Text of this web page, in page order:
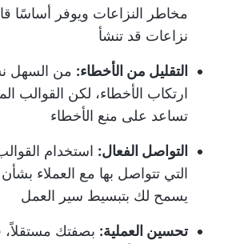
مخاطر النزاعات ويوفر أساسًا
نزاعات قد تنشأ
التقليل من الأخطاء: من السهل
ارتكاب الأخطاء، لكن القوالب
تساعد على منع الأخطاء
التواصل الفعال: استخدام
التي تتواصل بها مع العملاء
يسمح لك بتبسيط سير العمل
تحسين العملية: بصفتك مستقلاً،